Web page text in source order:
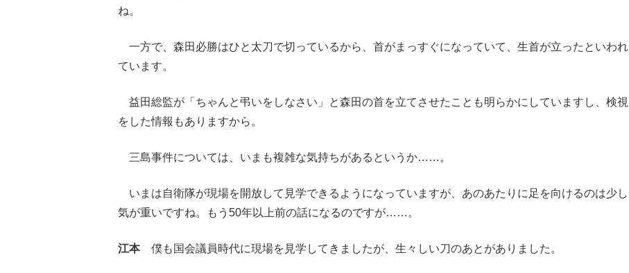
ね。
一方で、森田必勝はひと太刀で切っているから、首がまっすぐになっていて、生首が立ったといわれ
ています。
益田総監が「ちゃんと弔いをしなさい」と森田の首を立てさせたことも明らかにしていますし、検視
をした情報もありますから。
三島事件については、いまも複雑な気持ちがあるというか……。
いまは自衛隊が現場を開放して見学できるようになっていますが、あのあたりに足を向けるのは少し
気が重いですね。もう50年以上前の話になるのですが……。
江本僕も国会議員時代に現場を見学してきましたが、生々しい刀のあとがありました。